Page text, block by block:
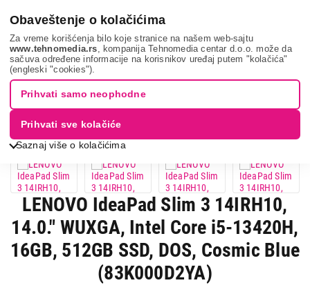
Obaveštenje o kolačićima
Za vreme korišćenja bilo koje stranice na našem web-sajtu
www.tehnomedia.rs , kompanija Tehnomedia centar d.o.o. može da
sačuva određene informacije na korisnikov uređaj putem "kolačića"
(engleski "cookies").
Saznaj više o kolačićima
Prihvati samo neophodne
Prihvati sve kolačiće
It & gaming Laptopovi Home & office Lenovo ideapad ...
LENOVO IdeaPad Slim 3 14IRH10,
14.0." WUXGA, Intel Core i5-13420H,
16GB, 512GB SSD, DOS, Cosmic Blue
(83K000D2YA)